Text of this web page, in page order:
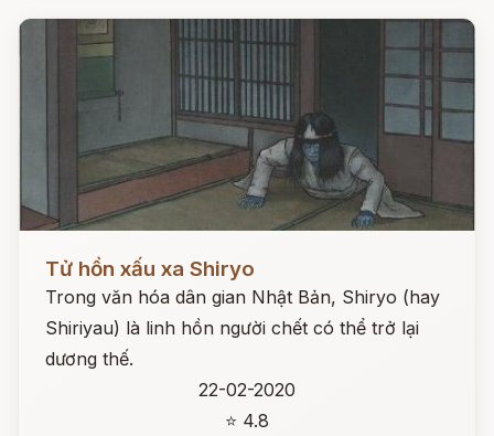
Đọc ngay
Tử hồn xấu xa Shiryo
Trong văn hóa dân gian Nhật Bản, Shiryo (hay
Shiriyau) là linh hồn người chết có thể trở lại
dương thế.
22-02-2020
⭐ 4.8